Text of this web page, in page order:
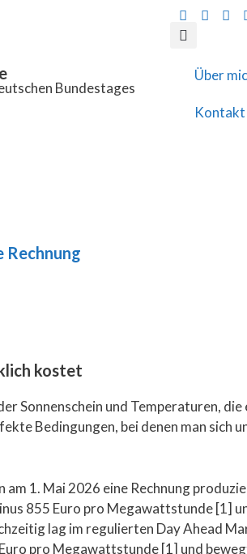
Bundestages
Über
Kontakt
Rechnung
kostet
Sonnenschein und Temperaturen,
Bedingungen, bei denen man
am 1. Mai 2026 eine Rechnung
855 Euro pro Megawattstunde [1]
lag im regulierten Day Ahead
pro Megawattstunde [1] und